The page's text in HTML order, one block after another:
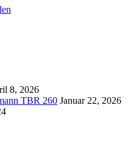
8, 2026
TBR 260 Januar 22, 2026